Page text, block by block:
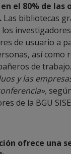
el 80% de las
Las bibliotecas
de usuario a
así como
de trabajo.
y las
de la BGU
ofrece una